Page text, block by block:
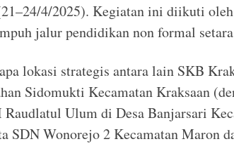
4/2025). Kegiatan ini diikuti oleh
jalur pendidikan non formal
lokasi strategis antara lain SKB
Sidomukti Kecamatan Kraksaan
Ulum di Desa Banjarsari
SDN Wonorejo 2 Kecamatan Maron